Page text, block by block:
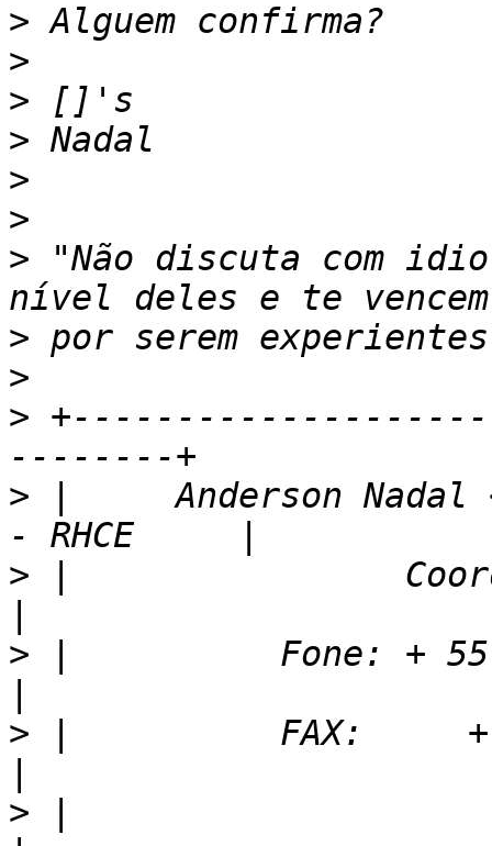
>
>
>
>
>
>
> "Não discuta com
>
>
>
> |     Anderson Nadal
> |
> |          Fone: + 55
> |          FAX:     +
>